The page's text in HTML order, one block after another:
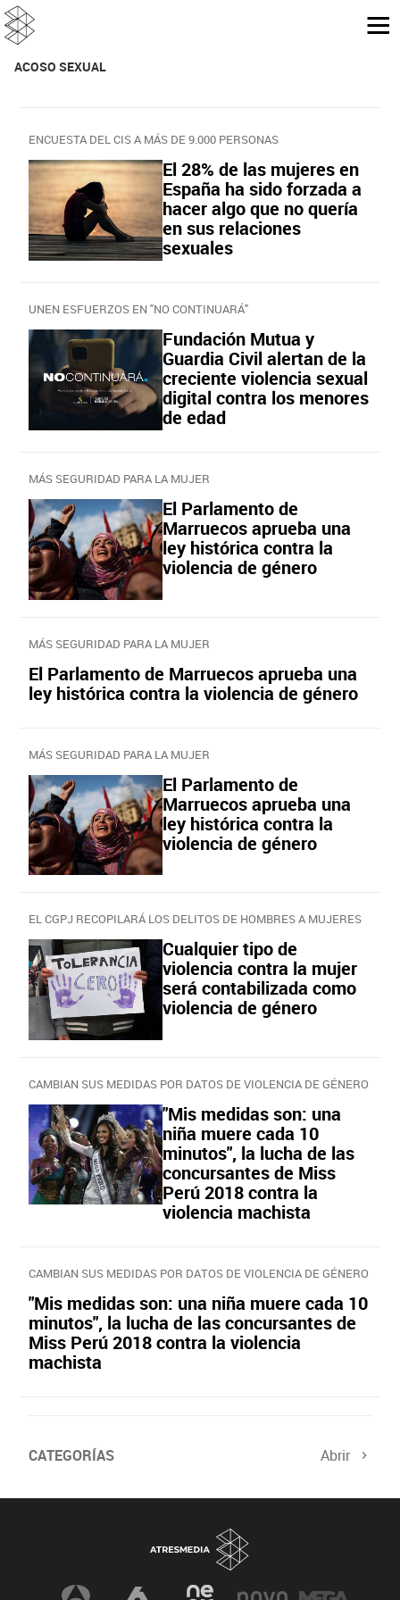
ACOSO SEXUAL
ENCUESTA DEL CIS A MÁS DE 9.000 PERSONAS
El 28% de las mujeres en
España ha sido forzada a
hacer algo que no quería
en sus relaciones
sexuales
UNEN ESFUERZOS EN "NO CONTINUARÁ"
Fundación Mutua y
Guardia Civil alertan de la
creciente violencia sexual
digital contra los menores
de edad
MÁS SEGURIDAD PARA LA MUJER
El Parlamento de
Marruecos aprueba una
ley histórica contra la
violencia de género
MÁS SEGURIDAD PARA LA MUJER
El Parlamento de Marruecos aprueba una
ley histórica contra la violencia de género
MÁS SEGURIDAD PARA LA MUJER
El Parlamento de
Marruecos aprueba una
ley histórica contra la
violencia de género
EL CGPJ RECOPILARÁ LOS DELITOS DE HOMBRES A MUJERES
Cualquier tipo de
violencia contra la mujer
será contabilizada como
violencia de género
CAMBIAN SUS MEDIDAS POR DATOS DE VIOLENCIA DE GÉNERO
"Mis medidas son: una
niña muere cada 10
minutos", la lucha de las
concursantes de Miss
Perú 2018 contra la
violencia machista
CAMBIAN SUS MEDIDAS POR DATOS DE VIOLENCIA DE GÉNERO
"Mis medidas son: una niña muere cada 10
minutos", la lucha de las concursantes de
Miss Perú 2018 contra la violencia
machista
CATEGORÍAS Abrir